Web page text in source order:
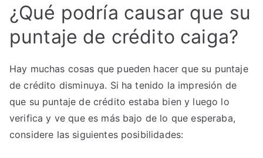
¿Qué podría causar que su
puntaje de crédito caiga?
Hay muchas cosas que pueden hacer que su puntaje
de crédito disminuya. Si ha tenido la impresión de
que su puntaje de crédito estaba bien y luego lo
verifica y ve que es más bajo de lo que esperaba,
considere las siguientes posibilidades: